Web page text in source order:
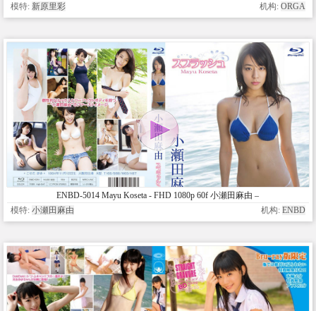
模特: 新原里彩 机构: ORGA
ENBD-5014 Mayu Koseta - FHD 1080p 60f 小瀬田麻由 –
模特: 小瀬田麻由 机构: ENBD